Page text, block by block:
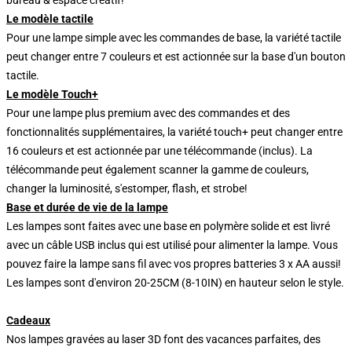
Le modèle tactile
Pour une lampe simple avec les commandes de base, la variété tactile
peut changer entre 7 couleurs et est actionnée sur la base d'un bouton
tactile.
Le modèle Touch+
Pour une lampe plus premium avec des commandes et des
fonctionnalités supplémentaires, la variété touch+ peut changer entre
16 couleurs et est actionnée par une télécommande (inclus). La
télécommande peut également scanner la gamme de couleurs,
changer la luminosité, s'estomper, flash, et strobe!
Base et durée de vie de la lampe
Les lampes sont faites avec une base en polymère solide et est livré
avec un câble USB inclus qui est utilisé pour alimenter la lampe. Vous
pouvez faire la lampe sans fil avec vos propres batteries 3 x AA aussi!
Les lampes sont d'environ 20-25CM (8-10IN) en hauteur selon le style.
Cadeaux
Nos lampes gravées au laser 3D font des vacances parfaites, des